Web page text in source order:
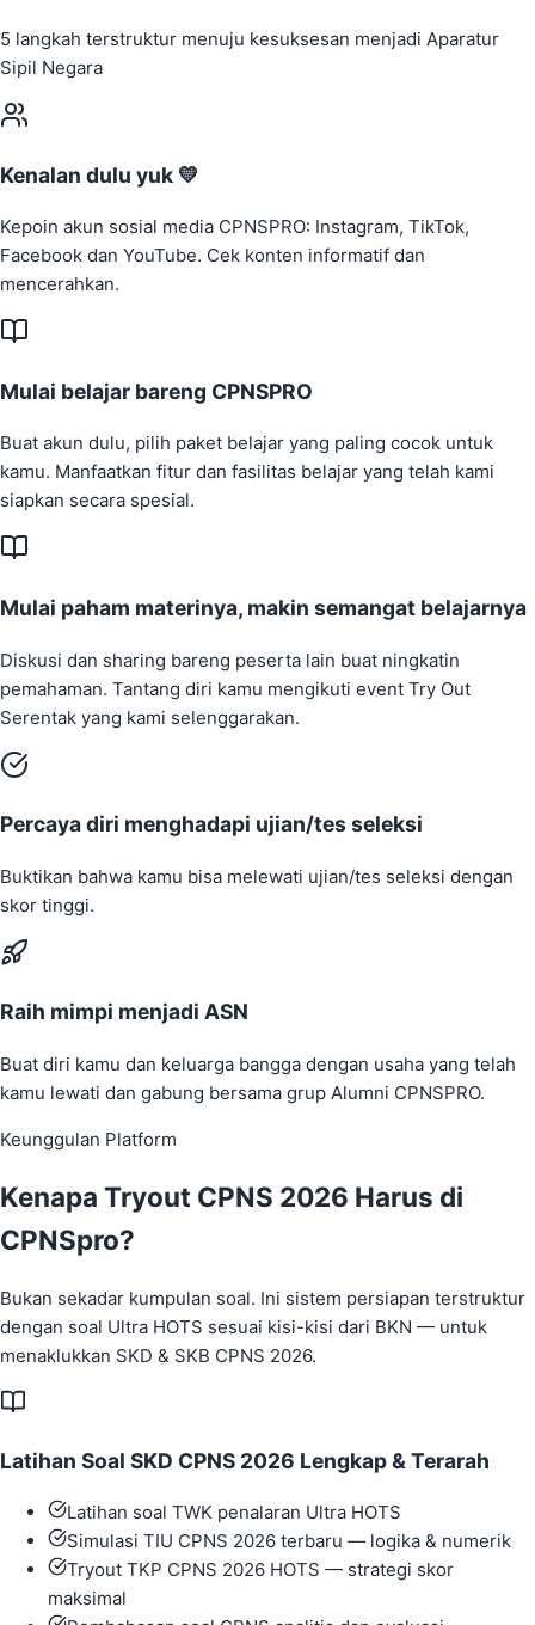
5 langkah terstruktur menuju kesuksesan menjadi Aparatur
Sipil Negara
Kenalan dulu yuk 💛
Kepoin akun sosial media CPNSPRO: Instagram, TikTok,
Facebook dan YouTube. Cek konten informatif dan
mencerahkan.
Mulai belajar bareng CPNSPRO
Buat akun dulu, pilih paket belajar yang paling cocok untuk
kamu. Manfaatkan fitur dan fasilitas belajar yang telah kami
siapkan secara spesial.
Mulai paham materinya, makin semangat belajarnya
Diskusi dan sharing bareng peserta lain buat ningkatin
pemahaman. Tantang diri kamu mengikuti event Try Out
Serentak yang kami selenggarakan.
Percaya diri menghadapi ujian/tes seleksi
Buktikan bahwa kamu bisa melewati ujian/tes seleksi dengan
skor tinggi.
Raih mimpi menjadi ASN
Buat diri kamu dan keluarga bangga dengan usaha yang telah
kamu lewati dan gabung bersama grup Alumni CPNSPRO.
Keunggulan Platform
Kenapa Tryout CPNS 2026 Harus di
CPNSpro?
Bukan sekadar kumpulan soal. Ini sistem persiapan terstruktur
dengan soal Ultra HOTS sesuai kisi-kisi dari BKN — untuk
menaklukkan SKD & SKB CPNS 2026.
Latihan Soal SKD CPNS 2026 Lengkap & Terarah
Latihan soal TWK penalaran Ultra HOTS
Simulasi TIU CPNS 2026 terbaru — logika & numerik
Tryout TKP CPNS 2026 HOTS — strategi skor
maksimal